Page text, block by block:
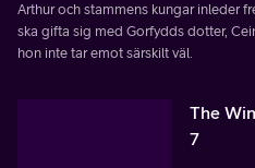
Arthur och stammens kungar inleder
ska gifta sig med Gorfydds dotter,
hon inte tar emot särskilt väl.
The
7